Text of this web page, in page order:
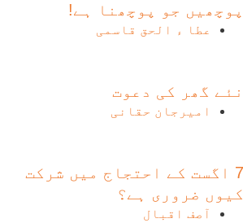
پوچھیں جو پوچھنا ہے!
عطا ء الحق قاسمی
نئے گھر کی دعوت
امیرجان حقانی
7 اگست کے احتجاج میں شرکت
کیوں ضروری ہے؟
آصف اقبال